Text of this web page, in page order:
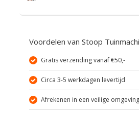
Voordelen van Stoop
Gratis verzending vanaf €50,-
Circa 3-5 werkdagen levertijd
Afrekenen in een veilige omgeving